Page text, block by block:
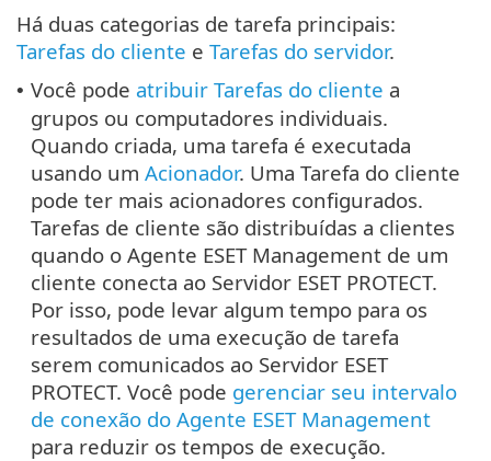
Há duas categorias de tarefa principais:
Tarefas do cliente e Tarefas do servidor.
• Você pode atribuir Tarefas do cliente a
grupos ou computadores individuais.
Quando criada, uma tarefa é executada
usando um Acionador. Uma Tarefa do cliente
pode ter mais acionadores configurados.
Tarefas de cliente são distribuídas a clientes
quando o Agente ESET Management de um
cliente conecta ao Servidor ESET PROTECT.
Por isso, pode levar algum tempo para os
resultados de uma execução de tarefa
serem comunicados ao Servidor ESET
PROTECT. Você pode gerenciar seu intervalo
de conexão do Agente ESET Management
para reduzir os tempos de execução.